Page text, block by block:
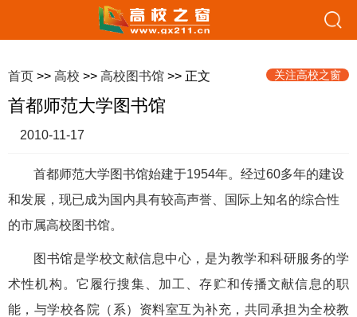
首页 >> 高校 >> 高校图书馆 >> 正文 关注高校之窗
首都师范大学图书馆
2010-11-17
首都师范大学图书馆始建于1954年。经过60多年的建设
和发展，现已成为国内具有较高声誉、国际上知名的综合性
的市属高校图书馆。
图书馆是学校文献信息中心，是为教学和科研服务的学
术性机构。它履行搜集、加工、存贮和传播文献信息的职
能，与学校各院（系）资料室互为补充，共同承担为全校教